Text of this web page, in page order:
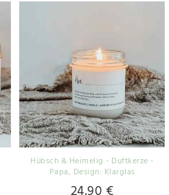
Hübsch & Heimelig - Duftkerze -
Papa, Design: Klarglas